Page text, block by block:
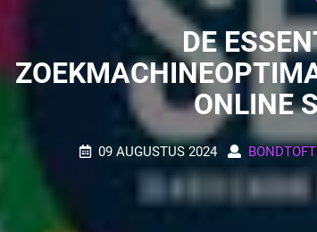
DE
ONLINE
09 AUGUSTUS 2024